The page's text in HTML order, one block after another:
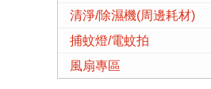
清淨/除濕機(周邊耗材)
捕蚊燈/電蚊拍
風扇專區